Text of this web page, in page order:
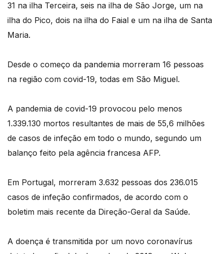
31 na ilha Terceira, seis na ilha de São Jorge, um na
ilha do Pico, dois na ilha do Faial e um na ilha de Santa
Maria.
Desde o começo da pandemia morreram 16 pessoas
na região com covid-19, todas em São Miguel.
A pandemia de covid-19 provocou pelo menos
1.339.130 mortos resultantes de mais de 55,6 milhões
de casos de infeção em todo o mundo, segundo um
balanço feito pela agência francesa AFP.
Em Portugal, morreram 3.632 pessoas dos 236.015
casos de infeção confirmados, de acordo com o
boletim mais recente da Direção-Geral da Saúde.
A doença é transmitida por um novo coronavírus